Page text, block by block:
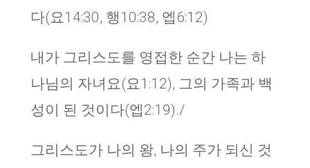
다(요14:30, 행10:38, 엡6:12)
내가 그리스도를 영접한 순간 나는 하
나님의 자녀요(요1:12), 그의 가족과 백
성이 된 것이다(엡2:19)./
그리스도가 나의 왕, 나의 주가 되신 것